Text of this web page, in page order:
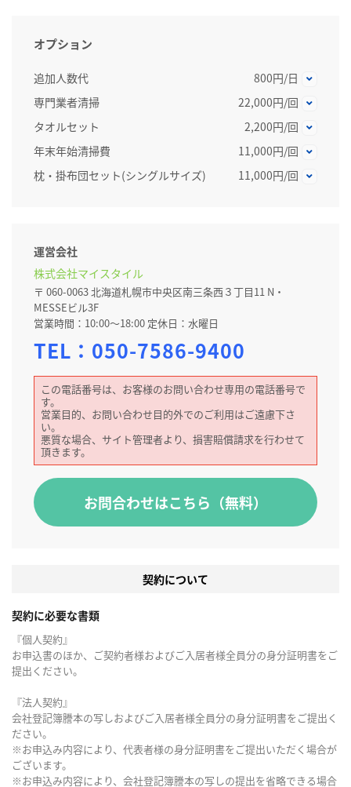
オプション
追加人数代
800円/日
専門業者清掃
22,000円/回
タオルセット
2,200円/回
年末年始清掃費
11,000円/回
枕・掛布団セット(シングルサイズ)
11,000円/回
運営会社
株式会社マイスタイル
〒 060-0063 北海道札幌市中央区南三条西３丁目11 N・
MESSEビル3F
営業時間：10:00～18:00 定休日：水曜日
TEL： 050-7586-9400
この電話番号は、お客様のお問い合わせ専用の電話番号で
す。
営業目的、お問い合わせ目的外でのご利用はご遠慮下さ
い。
悪質な場合、サイト管理者より、損害賠償請求を行わせて
頂きます。
お問合わせはこちら（無料）
契約について
契約に必要な書類
『個人契約』
お申込書のほか、ご契約者様およびご入居者様全員分の身分証明書をご
提出ください。
『法人契約』
会社登記簿謄本の写しおよびご入居者様全員分の身分証明書をご提出く
ださい。
※お申込み内容により、代表者様の身分証明書をご提出いただく場合が
ございます。
※お申込み内容により、会社登記簿謄本の写しの提出を省略できる場合